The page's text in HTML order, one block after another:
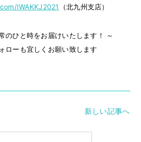
IWAKKJ2021
（北九州支店）
のひと時をお届けいたします！ ～
ローも宜しくお願い致します
新しい記事へ